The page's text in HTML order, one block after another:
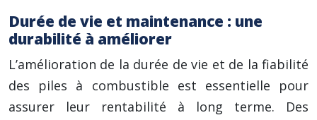
Durée de vie et maintenance : une
durabilité à améliorer
L’amélioration de la durée de vie et de la fiabilité
des piles à combustible est essentielle pour
assurer leur rentabilité à long terme. Des